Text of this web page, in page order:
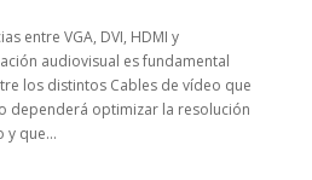
entre VGA, DVI, HDMI y
audiovisual es fundamental
los distintos Cables de vídeo que
dependerá optimizar la resolución
y que...